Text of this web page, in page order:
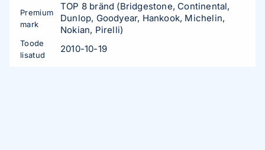
Premium
mark
TOP 8 bränd (Bridgestone, Continental,
Dunlop, Goodyear, Hankook, Michelin,
Nokian, Pirelli)
Toode
lisatud
2010-10-19